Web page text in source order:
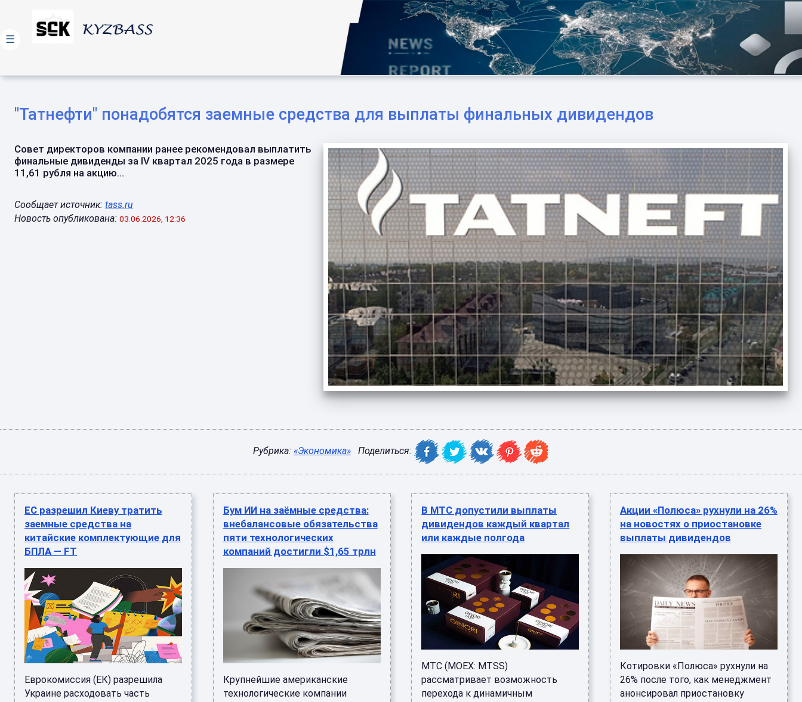
"Татнефти" понадобятся заемные средства для выплаты финальных дивидендов
Совет директоров компании ранее рекомендовал выплатить
финальные дивиденды за IV квартал 2025 года в размере
11,61 рубля на акцию...
Сообщает источник: tass.ru
Новость опубликована: 03.06.2026, 12:36
Рубрика: «Экономика» Поделиться:
ЕС разрешил Киеву тратить
заемные средства на
китайские комплектующие для
БПЛА — FT
Еврокомиссия (ЕК) разрешила
Украине расходовать часть
Бум ИИ на заёмные средства:
внебалансовые обязательства
пяти технологических
компаний достигли $1,65 трлн
Крупнейшие американские
технологические компании
В МТС допустили выплаты
дивидендов каждый квартал
или каждые полгода
МТС (MOEX: MTSS)
рассматривает возможность
перехода к динамичным
Акции «Полюса» рухнули на 26%
на новостях о приостановке
выплаты дивидендов
Котировки «Полюса» рухнули на
26% после того, как менеджмент
анонсировал приостановку
☰